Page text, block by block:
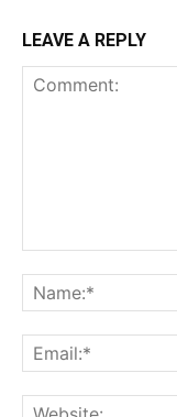
LEAVE A REPLY